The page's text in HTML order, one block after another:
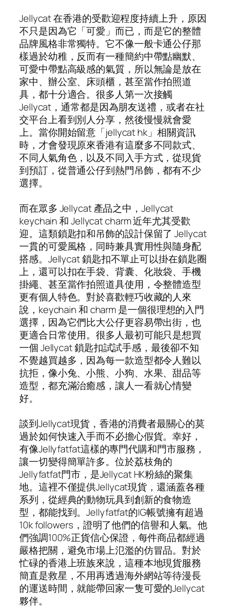
Jellycat 在香港的受歡迎程度持續上升，原因
不只是因為它「可愛」而已，而是它的整體
品牌風格非常獨特。它不像一般卡通公仔那
樣過於幼稚，反而有一種簡約中帶點幽默、
可愛中帶點高級感的氣質，所以無論是放在
家中、辦公室、床頭櫃，甚至當作拍照道
具，都十分適合。很多人第一次接觸
Jellycat，通常都是因為朋友送禮，或者在社
交平台上看到別人分享，然後慢慢就會愛
上。當你開始留意「jellycat hk」相關資訊
時，才會發現原來香港有這麼多不同款式、
不同人氣角色，以及不同入手方式，從現貨
到預訂，從普通公仔到熱門吊飾，都有不少
選擇。
而在眾多 Jellycat 產品之中，Jellycat
keychain 和 Jellycat charm 近年尤其受歡
迎。這類鎖匙扣和吊飾的設計保留了 Jellycat
一貫的可愛風格，同時兼具實用性與隨身配
搭感。Jellycat 鎖匙扣不單止可以掛在鎖匙圈
上，還可以扣在手袋、背囊、化妝袋、手機
掛繩、甚至當作拍照道具使用，令整體造型
更有個人特色。對於喜歡輕巧收藏的人來
說，keychain 和 charm 是一個很理想的入門
選擇，因為它們比大公仔更容易帶出街，也
更適合日常使用。很多人最初可能只是想買
一個 Jellycat 鎖匙扣試試手感，最後卻不知
不覺越買越多，因為每一款造型都令人難以
抗拒，像小兔、小熊、小狗、水果、甜品等
造型，都充滿治癒感，讓人一看就心情變
好。
談到Jellycat現貨，香港的消費者最關心的莫
過於如何快速入手而不必擔心假貨。幸好，
有像Jellyfatfat這樣的專門代購和門市服務，
讓一切變得簡單許多。位於荔枝角的
Jellyfatfat門市，是Jellycat HK粉絲的聚集
地。這裡不僅提供Jellycat現貨，還涵蓋各種
系列，從經典的動物玩具到創新的食物造
型，都能找到。Jellyfatfat的IG帳號擁有超過
10k followers，證明了他們的信譽和人氣。他
們強調100%正貨信心保證，每件商品都經過
嚴格把關，避免市場上氾濫的仿冒品。對於
忙碌的香港上班族來說，這種本地現貨服務
簡直是救星，不用再透過海外網站等待漫長
的運送時間，就能帶回家一隻可愛的Jellycat
夥伴。